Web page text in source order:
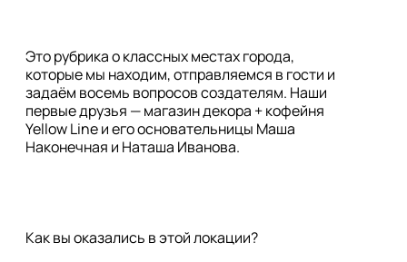
Это рубрика о классных местах города,
которые мы находим, отправляемся в гости и
задаём восемь вопросов создателям. Наши
первые друзья — магазин декора + кофейня
Yellow Line и его основательницы Маша
Наконечная и Наташа Иванова.
Как вы оказались в этой локации?